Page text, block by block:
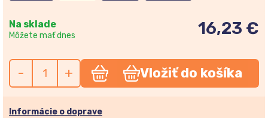
Na sklade
Môžete mať dnes 16,23 €
- + Vložiť do košíka
Informácie o doprave